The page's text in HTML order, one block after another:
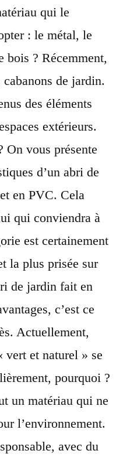
qui le
: le métal, le
bois ? Récemment,
de jardin.
des éléments
extérieurs.
On vous présente
d’un abri de
en PVC. Cela
qui conviendra à
est certainement
la plus prisée sur
de jardin fait en
c’est ce
Actuellement,
vert et naturel » se
pourquoi ?
un matériau qui ne
l’environnement.
avec du